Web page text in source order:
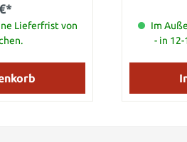
Lieferfrist von
Messer
bezahlbar
5Cr15MoV
Zytel und
Im
- in 12-